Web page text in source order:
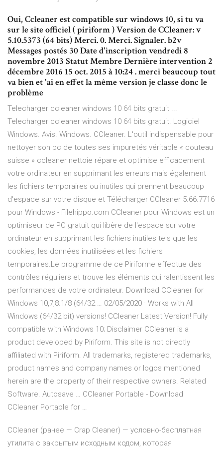
Oui, Ccleaner est compatible sur windows 10, si tu va
sur le site officiel ( piriform ) Version de CCleaner: v
5.10.5373 (64 bits) Merci. 0. Merci. Signaler. b2v
Messages postés 30 Date d'inscription vendredi 8
novembre 2013 Statut Membre Dernière intervention 2
décembre 2016 15 oct. 2015 à 10:24 . merci beaucoup tout
va bien et 'ai en effet la même version je classe donc le
problème
Telecharger ccleaner windows 10 64 bits gratuit ...
Telecharger ccleaner windows 10 64 bits gratuit. Logiciel
Windows. Avis. Windows. CCleaner. L'outil indispensable pour
nettoyer son pc de toutes ses impuretés véritable « couteau
suisse » ccleaner nettoie répare et optimise efficacement
votre ordinateur en supprimant les erreurs mais également
les fichiers temporaires ou inutiles qui prennent beaucoup
d'espace sur votre disque et Télécharger CCleaner 5.66.7716
pour Windows - Filehippo.com CCleaner pour Windows est un
optimiseur de PC gratuit qui libère de l'espace sur votre
ordinateur en supprimant les fichiers inutiles tels que les
cookies, les données inutilisées et les fichiers
temporaires.Le programme de ce Piriforme effectue des
contrôles réguliers et trouve les éléments qui ralentissent les
performances de votre ordinateur. Download CCleaner for
Windows 10,7,8.1/8 (64/32 … 02/05/2020 · Works with All
Windows (64/32 bit) versions! CCleaner Latest Version! Fully
compatible with Windows 10; Disclaimer CCleaner is a
product developed by Piriform. This site is not directly
affiliated with Piriform. All trademarks, registered trademarks,
product names and company names or logos mentioned
herein are the property of their respective owners. Related
Software. Autosave … CCleaner Portable - Download
CCleaner Portable for …
CCleaner (ранее — Crap Cleaner) — условно-бесплатная
утилита с закрытым исходным кодом, которая